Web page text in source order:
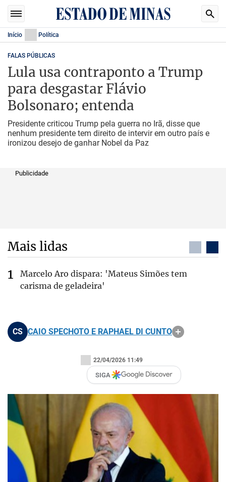
Início Política
FALAS PÚBLICAS
Lula usa contraponto a Trump
para desgastar Flávio
Bolsonaro; entenda
Presidente criticou Trump pela guerra no Irã, disse que
nenhum presidente tem direito de intervir em outro país e
ironizou desejo de ganhar Nobel da Paz
Publicidade
Mais lidas
Marcelo Aro dispara: 'Mateus Simões tem
carisma de geladeira'
CS CAIO SPECHOTO E RAPHAEL DI CUNTO
22/04/2026 11:49
SIGA